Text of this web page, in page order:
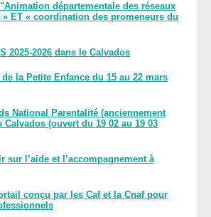
départementale des réseaux
» ET « coordination des promeneurs du
2025-2026 dans le Calvados
la Petite Enfance du 15 au 22 mars
National Parentalité (anciennement
Calvados (ouvert du 19 02 au 19 03
sur l’aide et l’accompagnement à
conçu par les Caf et la Cnaf pour